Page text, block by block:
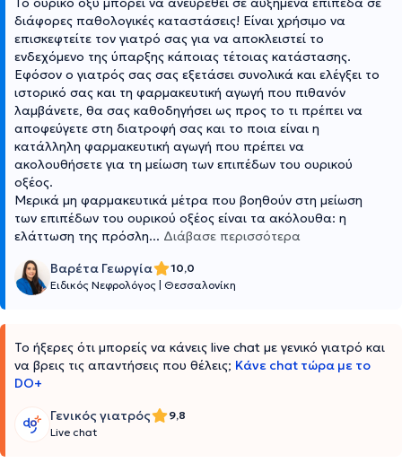
διάφορες παθολογικές καταστάσεις! Είναι χρήσιμο να
επισκεφτείτε τον γιατρό σας για να αποκλειστεί το
ενδεχόμενο της ύπαρξης κάποιας τέτοιας κατάστασης.
Εφόσον ο γιατρός σας σας εξετάσει συνολικά και ελέγξει το
ιστορικό σας και τη φαρμακευτική αγωγή που πιθανόν
λαμβάνετε, θα σας καθοδηγήσει ως προς το τι πρέπει να
αποφεύγετε στη διατροφή σας και το ποια είναι η
κατάλληλη φαρμακευτική αγωγή που πρέπει να
ακολουθήσετε για τη μείωση των επιπέδων του ουρικού
οξέος.
Μερικά μη φαρμακευτικά μέτρα που βοηθούν στη μείωση
των επιπέδων του ουρικού οξέος είναι τα ακόλουθα: η
ελάττωση της πρόσλη... Διάβασε περισσότερα
Βαρέτα Γεωργία
10,0
Ειδικός Νεφρολόγος Θεσσαλονίκη
Το ήξερες ότι μπορείς να κάνεις live chat με γενικό γιατρό και
να βρεις τις απαντήσεις που θέλεις; Κάνε chat τώρα με το
DO+
Γενικός γιατρός
9,8
Live chat